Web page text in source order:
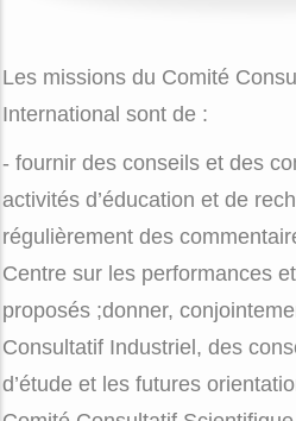
Les missions du Comité
activités d’éducation et de
régulièrement des
Centre sur les performances
proposés ;donner,
Consultatif Industriel, des